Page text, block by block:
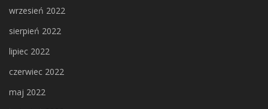
wrzesień 2022
sierpień 2022
lipiec 2022
czerwiec 2022
maj 2022